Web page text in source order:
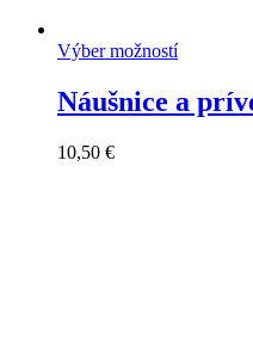
Výber možností
Náušnice a
10,50 €